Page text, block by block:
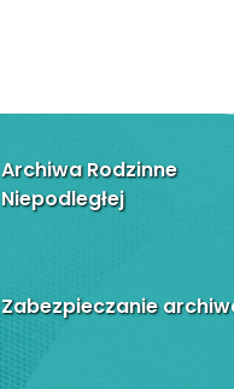
Archiwa Rodzinne
Niepodległej
Zabezpieczanie